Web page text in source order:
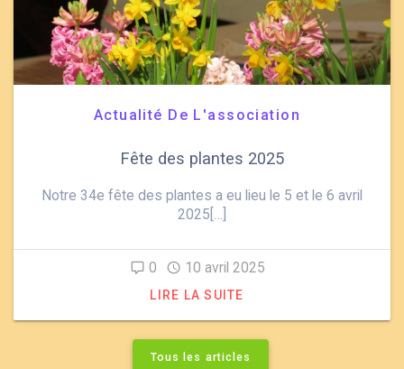
Actualité De L'association
Fête des plantes 2025
Notre 34e fête des plantes a eu lieu le 5 et le 6 avril
2025[…]
0 10 avril 2025
LIRE LA SUITE
Tous les articles